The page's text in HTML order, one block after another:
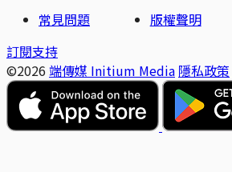
常見問題
版權聲明
訂閱支持
©2026 端傳媒 Initium Media 隱私政策